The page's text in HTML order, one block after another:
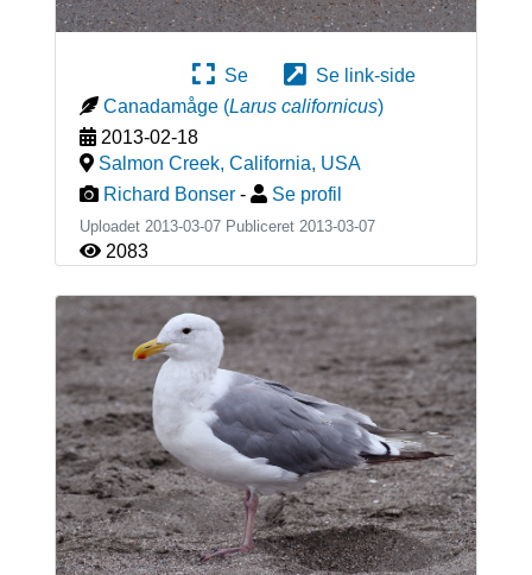
Se
Se link-side
Canadamåge (Larus californicus)
2013-02-18
Salmon Creek, California, USA
Richard Bonser - Se profil
Uploadet 2013-03-07 Publiceret 2013-03-07
2083